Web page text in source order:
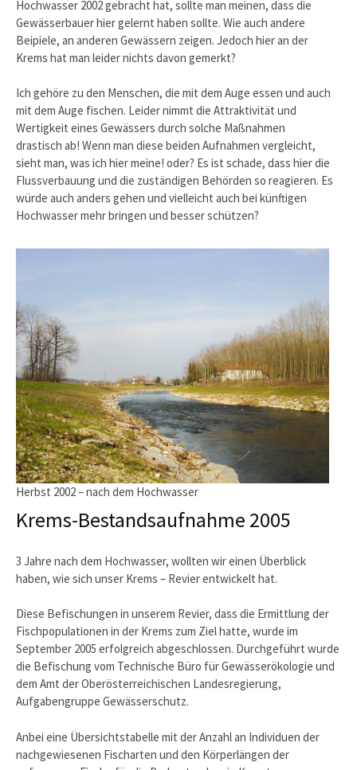
Hochwasser 2002 gebracht hat, sollte man meinen, dass die
Gewässerbauer hier gelernt haben sollte. Wie auch andere
Beipiele, an anderen Gewässern zeigen. Jedoch hier an der
Krems hat man leider nichts davon gemerkt?
Ich gehöre zu den Menschen, die mit dem Auge essen und auch
mit dem Auge fischen. Leider nimmt die Attraktivität und
Wertigkeit eines Gewässers durch solche Maßnahmen
drastisch ab! Wenn man diese beiden Aufnahmen vergleicht,
sieht man, was ich hier meine! oder? Es ist schade, dass hier die
Flussverbauung und die zuständigen Behörden so reagieren. Es
würde auch anders gehen und vielleicht auch bei künftigen
Hochwasser mehr bringen und besser schützen?
Herbst 2002 – nach dem Hochwasser
Krems-Bestandsaufnahme 2005
3 Jahre nach dem Hochwasser, wollten wir einen Überblick
haben, wie sich unser Krems – Revier entwickelt hat.
Diese Befischungen in unserem Revier, dass die Ermittlung der
Fischpopulationen in der Krems zum Ziel hatte, wurde im
September 2005 erfolgreich abgeschlossen. Durchgeführt wurde
die Befischung vom Technische Büro für Gewässerökologie und
dem Amt der Oberösterreichischen Landesregierung,
Aufgabengruppe Gewässerschutz.
Anbei eine Übersichtstabelle mit der Anzahl an Individuen der
nachgewiesenen Fischarten und den Körperlängen der